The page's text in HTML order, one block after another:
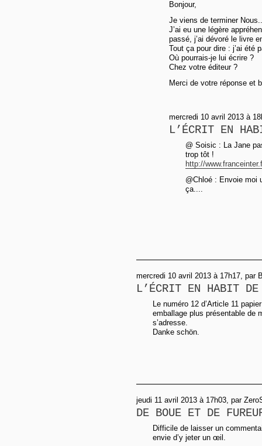
Bonjour,
Je viens de terminer
J’ai eu une légère
passé, j’ai dévoré le livre
Tout ça pour dire : j’ai été
Où pourrais-je lui écrire ?
Chez votre éditeur ?
Merci de votre réponse et
mercredi 10 avril 2013 à
L’ÉCRIT EN
@ Soisic : La Jane
trop tôt !
http://
@Chloé : Envoie moi
ça....
mercredi 10 avril 2013 à 17h17, par
L’ÉCRIT EN HABIT
Le numéro 12 d’Article 11
emballage plus présentable de
s’adresse.
Danke schön.
jeudi 11 avril 2013 à 17h03, par
DE BOUE ET DE
Difficile de laisser un
envie d’y jeter un œil.